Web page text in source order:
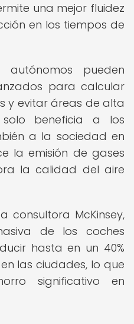
una mejor fluidez
en los tiempos de
autónomos pueden
para calcular
y evitar áreas de alta
solo beneficia a los
a la sociedad en
la emisión de gases
la calidad del aire
consultora McKinsey,
de los coches
hasta en un 40%
las ciudades, lo que
significativo en